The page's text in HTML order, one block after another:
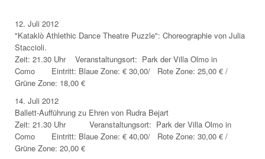
12. Juli 2012
"Kataklò Athlethic Dance Theatre Puzzle": Choreographie von Julia
Staccioli.
Zeit: 21.30 Uhr Veranstaltungsort: Park der Villa Olmo in
Como Eintritt: Blaue Zone: € 30,00/ Rote Zone: 25,00 € /
Grüne Zone: 18,00 €
14. Juli 2012
Ballett-Aufführung zu Ehren von Rudra Bejart
Zeit: 21.30 Uhr Veranstaltungsort: Park der Villa Olmo in
Como Eintritt: Blaue Zone: € 40,00/ Rote Zone: 30,00 € /
Grüne Zone: 20,00 €